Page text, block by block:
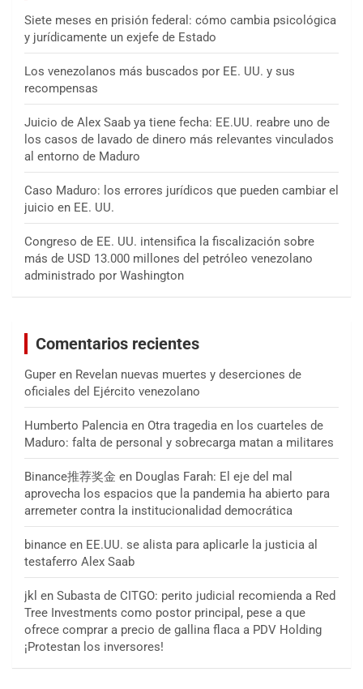
Siete meses en prisión federal: cómo cambia psicológica
y jurídicamente un exjefe de Estado
Los venezolanos más buscados por EE. UU. y sus
recompensas
Juicio de Alex Saab ya tiene fecha: EE.UU. reabre uno de
los casos de lavado de dinero más relevantes vinculados
al entorno de Maduro
Caso Maduro: los errores jurídicos que pueden cambiar el
juicio en EE. UU.
Congreso de EE. UU. intensifica la fiscalización sobre
más de USD 13.000 millones del petróleo venezolano
administrado por Washington
Comentarios recientes
Guper en Revelan nuevas muertes y deserciones de
oficiales del Ejército venezolano
Humberto Palencia en Otra tragedia en los cuarteles de
Maduro: falta de personal y sobrecarga matan a militares
Binance推荐奖金 en Douglas Farah: El eje del mal
aprovecha los espacios que la pandemia ha abierto para
arremeter contra la institucionalidad democrática
binance en EE.UU. se alista para aplicarle la justicia al
testaferro Alex Saab
jkl en Subasta de CITGO: perito judicial recomienda a Red
Tree Investments como postor principal, pese a que
ofrece comprar a precio de gallina flaca a PDV Holding
¡Protestan los inversores!